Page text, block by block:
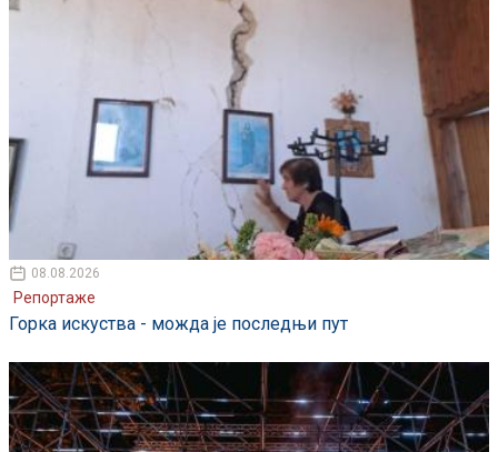
08.08.2026
Репортаже
Горка искуства - можда је последњи пут